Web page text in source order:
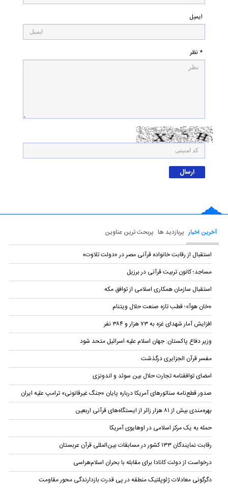
ایمیل
* نظر
آخرین اخبار پربازدید ها پربحث ترین عناوین
استقبال از رقابت خانواده قرآنی مصر در «دولت تلاوت»
مساجد؛ کانون تربیت قرآنی در برزیل
استقبال سازمان همکاری اسلامی از توافق مکه
«خان هوآ»؛ قطب تازه صنعت حلال ویتنام
افزایش آمار شهدای غزه به ۷۳ هزار و ۳۸۴ نفر
وزیر دفاع پاکستان: جهان اسلام علیه اسرائیل متحد شود
مفسر قرآن الجزایری درگذشت
امضای توافقنامه تجارت حلال بین سوئد و اندونزی
صدور قطع‌نامه سناتورهای آمریکا درباره پایان «جنگ غیرقانونی» ترامپ علیه ایران
بهره‌مندی بیش از ۸۱ هزار زائر از ایستگاه‌های قرآنی اربعین
حمله به یک مرکز اسلامی در اوهایوی آمریکا
رقابت نمایندگان ۱۳۳ کشور در مسابقات بین‌المللی قرآن عربستان
درخواست از دولت کانادا برای مقابله با بحران اسلام‌هراسی
دگرگونی معادلات ژئوپلتیک منطقه در پی قدرت بازدارندگی محور مقاومت